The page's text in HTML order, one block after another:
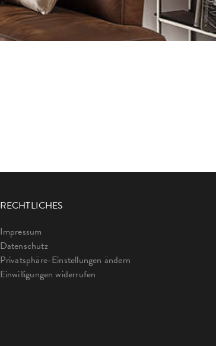
RECHTLICHES
Impressum
Datenschutz
Privatsphäre-Einstellungen ändern
Einwilligungen widerrufen